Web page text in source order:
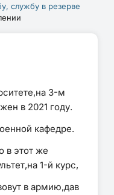
службу в резерве
3-м
в 2021 году.
кафедре.
в этот же
1-й курс,
в армию,дав